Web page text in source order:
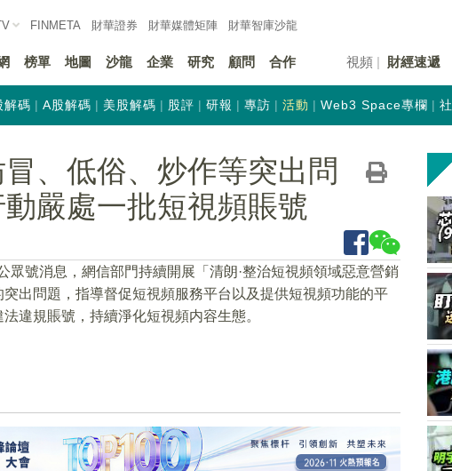
FINMETA 財華證券 財華媒體矩陣 財華智庫沙龍
榜單 地圖 沙龍 企業 研究 顧問 合作 視頻 財經速遞
解碼 A股解碼 美股解碼 股評 研報 專訪 活動 Web3 Space專欄
、低俗、炒作等突出問
嚴處一批短視頻賬號
眾號消息，網信部門持續開展「清朗·整治短視頻領域惡意營銷
出問題，指導督促短視頻服務平台以及提供短視頻功能的平
違規賬號，持續淨化短視頻内容生態。